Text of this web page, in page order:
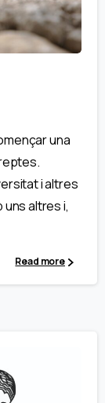
una
i altres
altres i,
Read more